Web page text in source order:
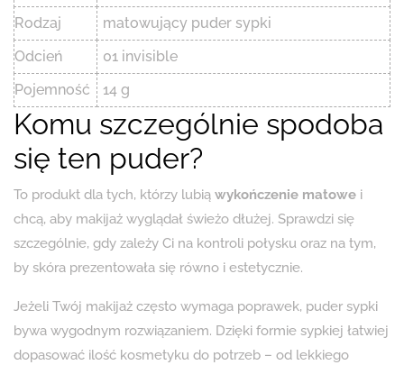
Rodzaj
matowujący puder sypki
Odcień
01 invisible
Pojemność
14 g
Komu szczególnie spodoba
się ten puder?
To produkt dla tych, którzy lubią wykończenie matowe i
chcą, aby makijaż wyglądał świeżo dłużej. Sprawdzi się
szczególnie, gdy zależy Ci na kontroli połysku oraz na tym,
by skóra prezentowała się równo i estetycznie.
Jeżeli Twój makijaż często wymaga poprawek, puder sypki
bywa wygodnym rozwiązaniem. Dzięki formie sypkiej łatwiej
dopasować ilość kosmetyku do potrzeb – od lekkiego